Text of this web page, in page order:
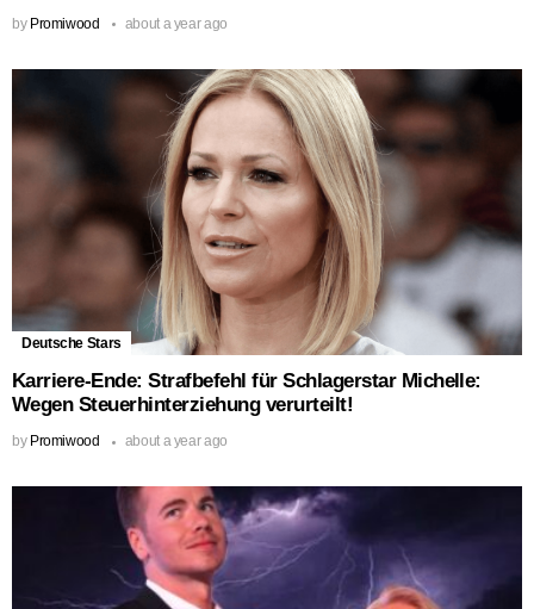
by Promiwood about a year ago
Deutsche Stars
Karriere-Ende: Strafbefehl für Schlagerstar Michelle:
Wegen Steuerhinterziehung verurteilt!
by Promiwood about a year ago